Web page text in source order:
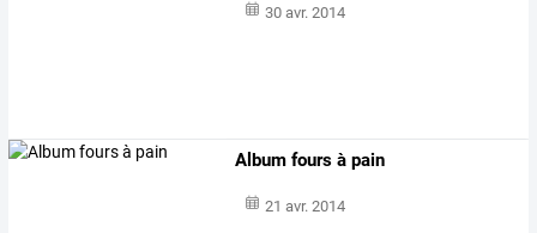
30 avr. 2014
Album fours à pain
21 avr. 2014